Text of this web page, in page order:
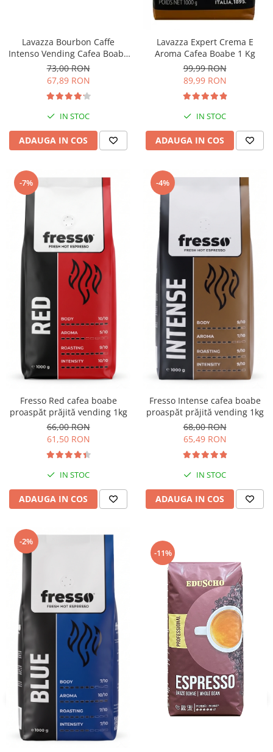
Lavazza Bourbon Caffe
Intenso Vending Cafea Boabe
1 Kg
73,00 RON
67,89 RON
IN STOC
ADAUGA IN COS
Lavazza Expert Crema E
Aroma Cafea Boabe 1 Kg
99,99 RON
89,99 RON
IN STOC
ADAUGA IN COS
-7%
Fresso Red cafea boabe
proaspăt prăjită vending 1kg
66,00 RON
61,50 RON
IN STOC
ADAUGA IN COS
-4%
Fresso Intense cafea boabe
proaspăt prăjită vending 1kg
68,00 RON
65,49 RON
IN STOC
ADAUGA IN COS
-2%
-11%